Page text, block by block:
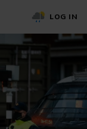
LOG IN